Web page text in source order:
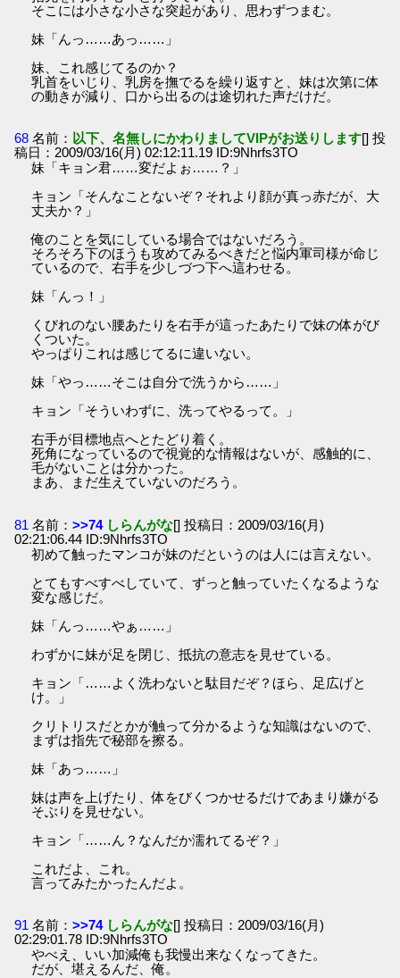
そこには小さな小さな突起があり、思わずつまむ。
妹「んっ……あっ……」
妹、これ感じてるのか？
乳首をいじり、乳房を撫でるを繰り返すと、妹は次第に体
の動きが減り、口から出るのは途切れた声だけだ。
68 名前： 以下、名無しにかわりましてVIPがお送りします[] 投
稿日：2009/03/16(月) 02:12:11.19 ID:9Nhrfs3TO
妹「キョン君……変だよぉ……？」
キョン「そんなことないぞ？それより顔が真っ赤だが、大
丈夫か？」
俺のことを気にしている場合ではないだろう。
そろそろ下のほうも攻めてみるべきだと悩内軍司様が命じ
ているので、右手を少しづつ下へ這わせる。
妹「んっ！」
くびれのない腰あたりを右手が這ったあたりで妹の体がび
くついた。
やっぱりこれは感じてるに違いない。
妹「やっ……そこは自分で洗うから……」
キョン「そういわずに、洗ってやるって。」
右手が目標地点へとたどり着く。
死角になっているので視覚的な情報はないが、感触的に、
毛がないことは分かった。
まあ、まだ生えていないのだろう。
81 名前：>>74しらんがな[] 投稿日：2009/03/16(月)
02:21:06.44 ID:9Nhrfs3TO
初めて触ったマンコが妹のだというのは人には言えない。
とてもすべすべしていて、ずっと触っていたくなるような
変な感じだ。
妹「んっ……やぁ……」
わずかに妹が足を閉じ、抵抗の意志を見せている。
キョン「……よく洗わないと駄目だぞ？ほら、足広げと
け。」
クリトリスだとかが触って分かるような知識はないので、
まずは指先で秘部を擦る。
妹「あっ……」
妹は声を上げたり、体をびくつかせるだけであまり嫌がる
そぶりを見せない。
キョン「……ん？なんだか濡れてるぞ？」
これだよ、これ。
言ってみたかったんだよ。
91 名前：>>74しらんがな[] 投稿日：2009/03/16(月)
02:29:01.78 ID:9Nhrfs3TO
やべえ、いい加減俺も我慢出来なくなってきた。
だが、堪えるんだ、俺。